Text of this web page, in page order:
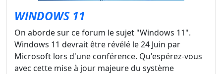
WINDOWS 11
On aborde sur ce forum le sujet "Windows 11".
Windows 11 devrait être révélé le 24 Juin par
Microsoft lors d'une conférence. Qu'espérez-vous
avec cette mise à jour majeure du système